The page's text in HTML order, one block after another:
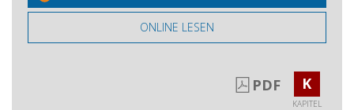
ONLINE LESEN
PDF K
KAPITEL